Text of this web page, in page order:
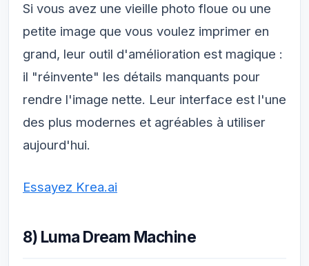
Si vous avez une vieille photo floue ou une
petite image que vous voulez imprimer en
grand, leur outil d'amélioration est magique :
il "réinvente" les détails manquants pour
rendre l'image nette. Leur interface est l'une
des plus modernes et agréables à utiliser
aujourd'hui.
Essayez Krea.ai
8) Luma Dream Machine